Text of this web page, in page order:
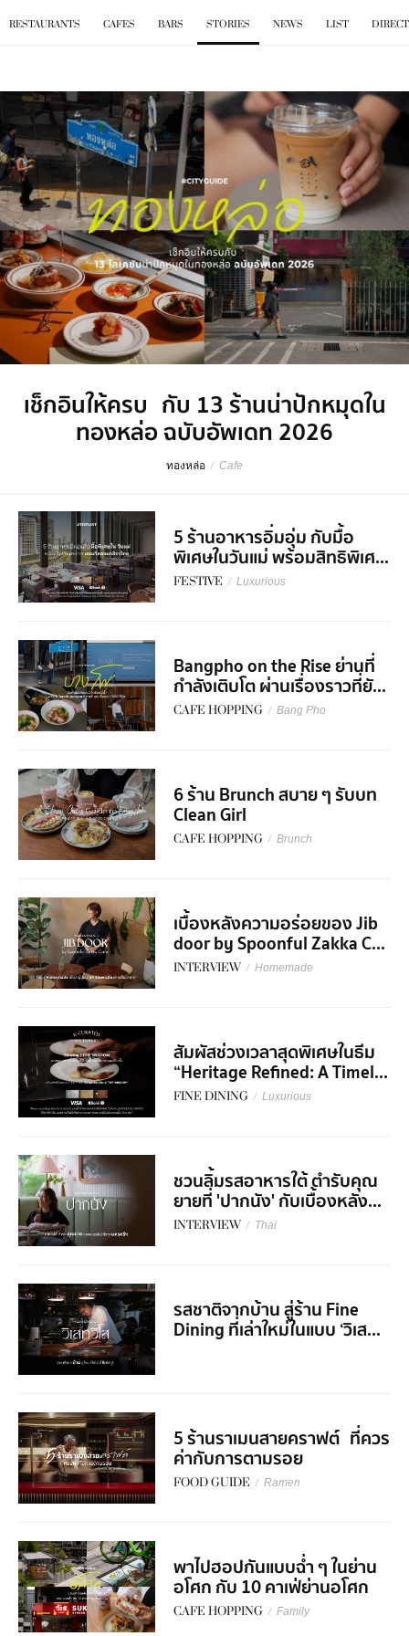
BKK .EAT
RESTAURANTS CAFES BARS STORIES NEWS LIST
เช็กอินให้ครบ กับ 13 ร้านน่าปักหมุดใน
ทองหล่อ ฉบับอัพเดท 2026
ทองหล่อ / Cafe
5 ร้านอาหารอิ่มอุ่ม กับมื้อ
พิเศษในวันแม่ พร้อมสิทธิพิเศ...
FESTIVE / Luxurious
Bangpho on the Rise ย่านที่
กำลังเติบโต ผ่านเรื่องราวที่ยั...
CAFE HOPPING / Bang Pho
6 ร้าน Brunch สบาย ๆ รับบท
Clean Girl
CAFE HOPPING / Brunch
เบื้องหลังความอร่อยของ Jib
door by Spoonful Zakka C...
INTERVIEW / Homemade
สัมผัสช่วงเวลาสุดพิเศษในธีม
“Heritage Refined: A Timel...
FINE DINING / Luxurious
ชวนลิ้มรสอาหารใต้ ตำรับคุณ
ยายที่ 'ปากนัง' กับเบื้องหลัง...
INTERVIEW / Thai
รสชาติจากบ้าน สู่ร้าน Fine
Dining ที่เล่าใหม่ในแบบ ‘วิเส...
5 ร้านราเมนสายคราฟต์ ที่ควร
ค่ากับการตามรอย
FOOD GUIDE / Ramen
พาไปฮอปกันแบบฉ่ำ ๆ ในย่าน
อโศก กับ 10 คาเฟ่ย่านอโศก
CAFE HOPPING / Family